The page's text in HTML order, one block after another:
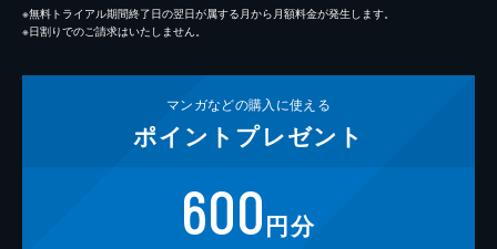
※無料トライアル期間終了日の翌日が属する月から月額料金が発生します。
※日割りでのご請求はいたしません。
マンガなどの購入に使える
ポイント プレゼント
600円分